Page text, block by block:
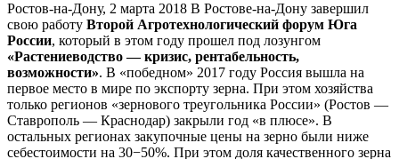
Ростов-на-Дону, 2 марта 2018 В Ростове-на-Дону завершил
свою работу Второй Агротехнологический форум Юга
России, который в этом году прошел под лозунгом
«Растениеводство — кризис, рентабельность,
возможности». В «победном» 2017 году Россия вышла на
первое место в мире по экспорту зерна. При этом хозяйства
только регионов «зернового треугольника России» (Ростов —
Ставрополь — Краснодар) закрыли год «в плюсе». В
остальных регионах закупочные цены на зерно были ниже
себестоимости на 30−50%. При этом доля качественного зерна